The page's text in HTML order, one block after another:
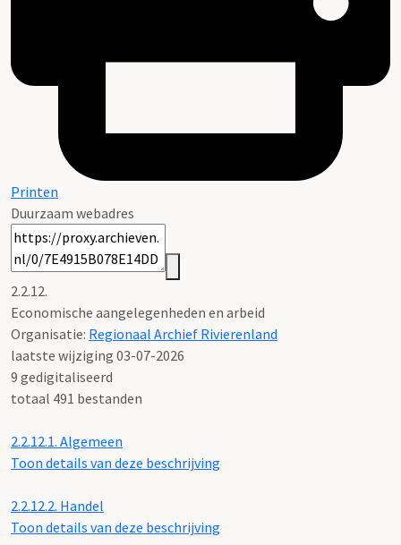
Printen
Duurzaam webadres
2.2.12.
Economische aangelegenheden en arbeid
Organisatie: Regionaal Archief Rivierenland
laatste wijziging 03-07-2026
9 gedigitaliseerd
totaal 491 bestanden
2.2.12.1. Algemeen
Toon details van deze beschrijving
2.2.12.2. Handel
Toon details van deze beschrijving